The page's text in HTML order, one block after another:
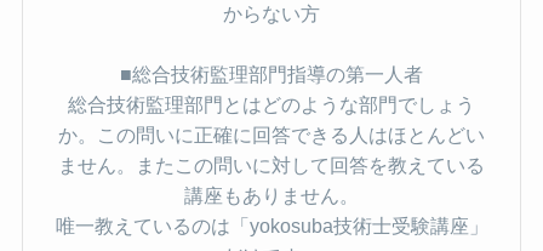
からない方
■総合技術監理部門指導の第一人者
総合技術監理部門とはどのような部門でしょう
か。この問いに正確に回答できる人はほとんどい
ません。またこの問いに対して回答を教えている
講座もありません。
唯一教えているのは「yokosuba技術士受験講座」